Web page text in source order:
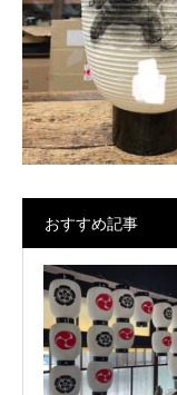
おすすめ記事